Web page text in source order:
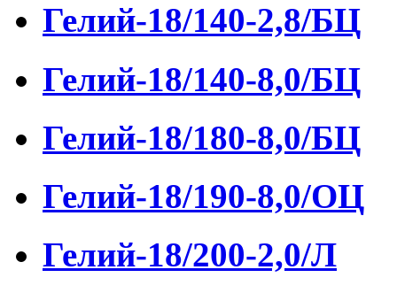
Гелий-18/140-2,8/БЦ
Гелий-18/140-8,0/БЦ
Гелий-18/180-8,0/БЦ
Гелий-18/190-8,0/ОЦ
Гелий-18/200-2,0/Л